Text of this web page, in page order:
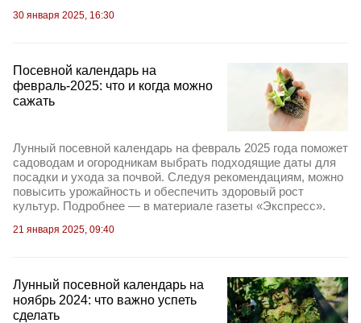
30 января 2025, 16:30
Посевной календарь на
февраль-2025: что и когда можно
сажать
Лунный посевной календарь на февраль 2025 года поможет
садоводам и огородникам выбрать подходящие даты для
посадки и ухода за почвой. Следуя рекомендациям, можно
повысить урожайность и обеспечить здоровый рост
культур. Подробнее — в материале газеты «Экспресс».
21 января 2025, 09:40
Лунный посевной календарь на
ноябрь 2024: что важно успеть
сделать